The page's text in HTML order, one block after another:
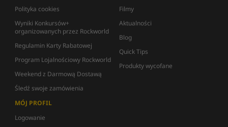
Polityka cookies
Wyniki Konkursów+
organizowanych przez Rockworld
Regulamin Karty Rabatowej
Program Lojalnościowy Rockworld
Weekend z Darmową Dostawą
Śledź swoje zamówienia
Filmy
Aktualności
Blog
Quick Tips
Produkty wycofane
MÓJ PROFIL
Logowanie